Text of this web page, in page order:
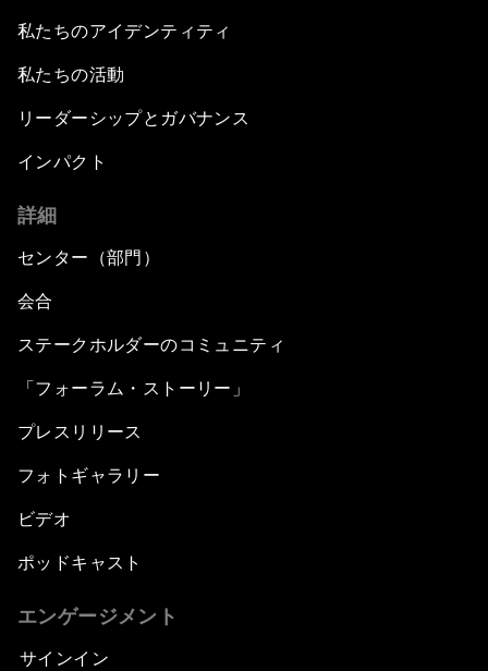
私たちのアイデンティティ
私たちの活動
リーダーシップとガバナンス
インパクト
詳細
センター（部門）
会合
ステークホルダーのコミュニティ
「フォーラム・ストーリー」
プレスリリース
フォトギャラリー
ビデオ
ポッドキャスト
エンゲージメント
サインイン